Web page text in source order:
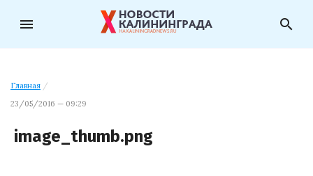
menu search
Главная /
23/05/2016 — 09:29
image_thumb.png